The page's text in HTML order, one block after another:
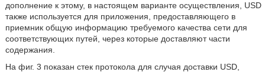
дополнение к этому, в настоящем варианте осуществления, USD
также используется для приложения, предоставляющего в
приемник общую информацию требуемого качества сети для
соответствующих путей, через которые доставляют части
содержания.
На фиг. 3 показан стек протокола для случая доставки USD,